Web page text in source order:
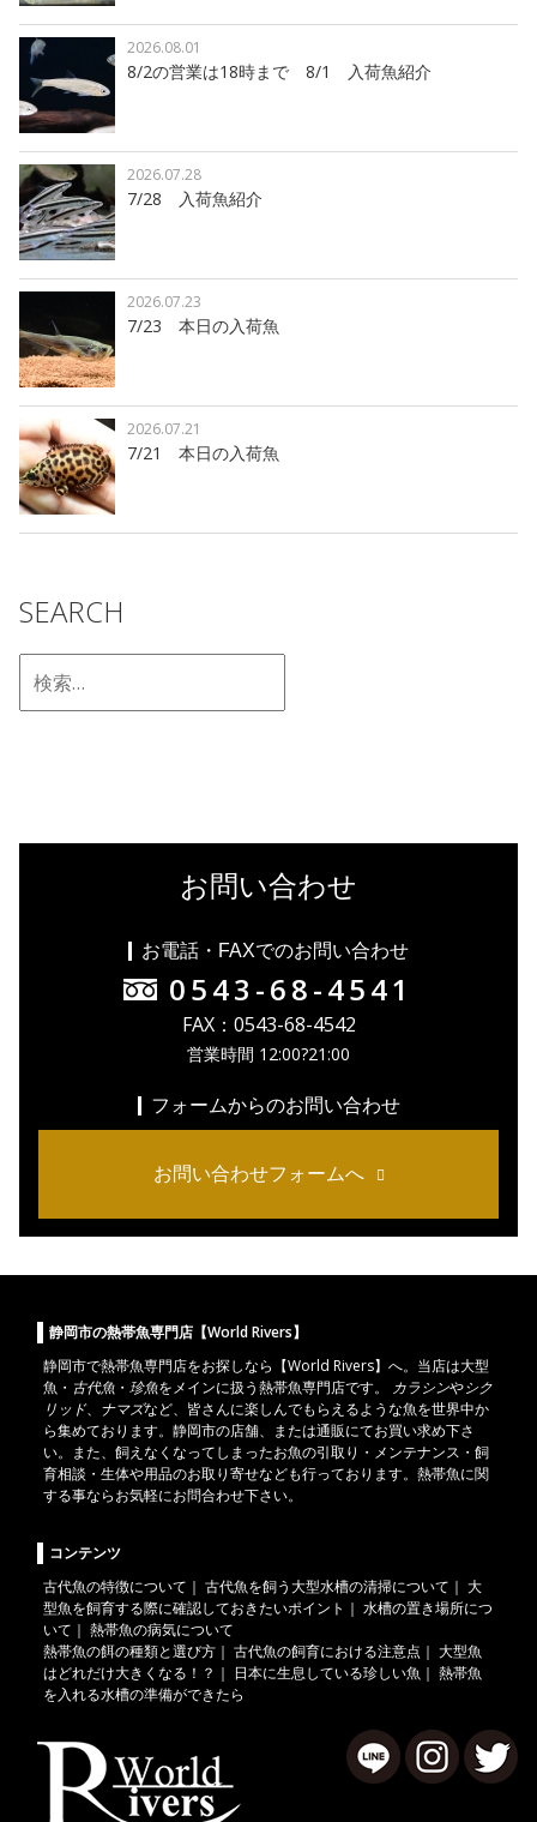
8/2の営業は18時まで 8/1 入荷魚紹介
2026.08.01
7/28 入荷魚紹介
2026.07.28
7/23 本日の入荷魚
2026.07.23
7/21 本日の入荷魚
2026.07.21
SEARCH
お問い合わせ
お電話・FAXでのお問い合わせ
0543-68-4541
FAX：0543-68-4542
営業時間 12:00?21:00
フォームからのお問い合わせ
お問い合わせフォームへ
静岡市の熱帯魚専門店【World Rivers】
静岡市で熱帯魚専門店をお探しなら【World Rivers】へ。当店は大型
魚 ・ 古代魚 ・ 珍魚をメインに扱う熱帯魚専門店です。 カラシンやシク
リッド、 ナマズなど、皆さんに楽しんでもらえるような魚を世界中か
ら集めております。静岡市の店舗、または通販にてお買い求め下さ
い。また、飼えなくなってしまったお魚の引取り・メンテナンス・飼
育相談・生体や用品のお取り寄せなども行っております。熱帯魚に関
する事ならお気軽にお問合わせ下さい。
コンテンツ
古代魚の特徴について ｜ 古代魚を飼う大型水槽の清掃について ｜ 大
型魚を飼育する際に確認しておきたいポイント ｜ 水槽の置き場所につ
いて ｜ 熱帯魚の病気について
熱帯魚の餌の種類と選び方 ｜ 古代魚の飼育における注意点 ｜ 大型魚
はどれだけ大きくなる！？ ｜ 日本に生息している珍しい魚 ｜ 熱帯魚
を入れる水槽の準備ができたら